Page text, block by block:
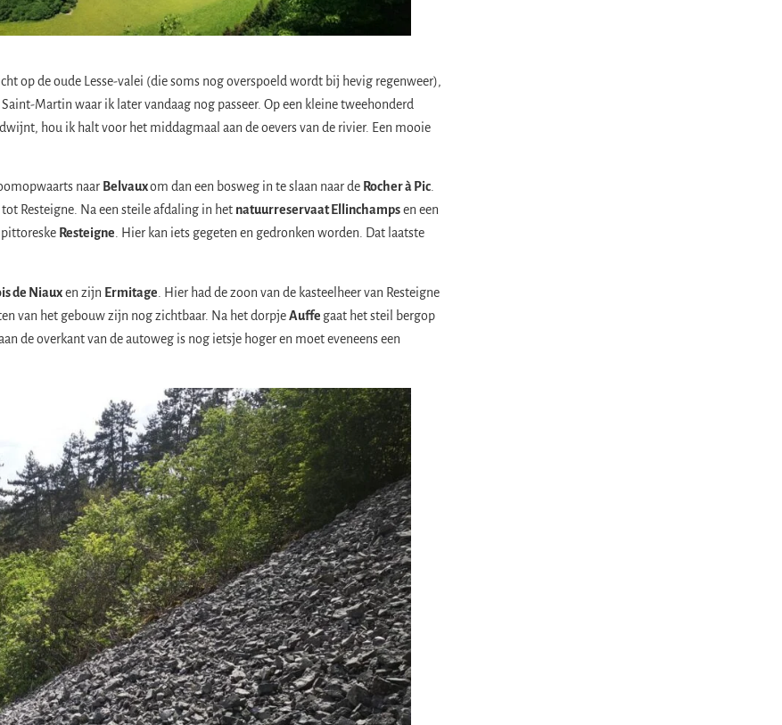
op de oude Lesse-valei (die soms nog overspoeld wordt bij hevig regenweer),
Martin waar ik later vandaag nog passeer. Op een kleine tweehonderd
hou ik halt voor het middagmaal aan de oevers van de rivier. Een mooie
naar Belvauxom dan een bosweg in te slaan naar de Rocher à Pic.
Resteigne. Na een steile afdaling in het natuurreservaat Ellinchampsen een
pittoreske Resteigne. Hier kan iets gegeten en gedronken worden. Dat laatste
de Niauxen zijn Ermitage . Hier had de zoon van de kasteelheer van Resteigne
van het gebouw zijn nog zichtbaar. Na het dorpjeAuffe gaat het steil bergop
de overkant van de autoweg is nog ietsje hoger en moet eveneens een